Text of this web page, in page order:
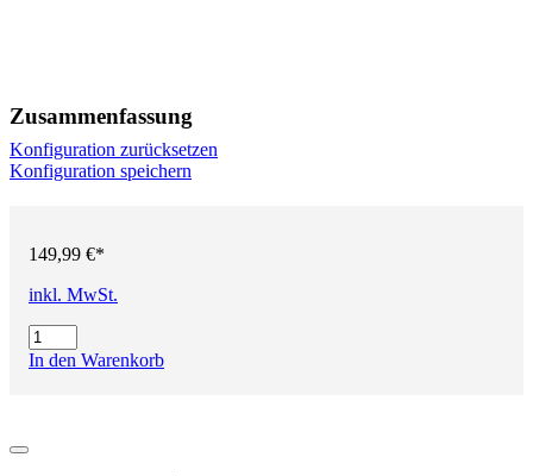
Zusammenfassung
Konfiguration zurücksetzen
Konfiguration speichern
149,99 €*
inkl. MwSt.
In den Warenkorb